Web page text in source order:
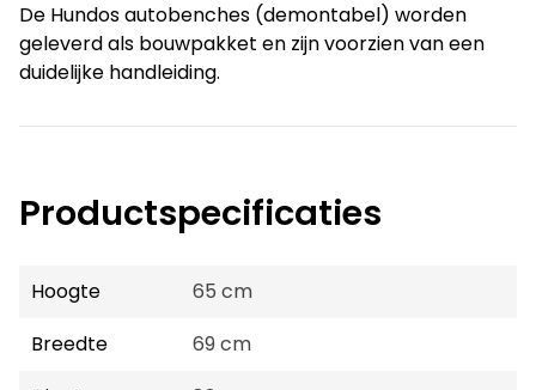
De Hundos autobenches (demontabel) worden
geleverd als bouwpakket en zijn voorzien van een
duidelijke handleiding.
Productspecificaties
Hoogte
65 cm
Breedte
69 cm